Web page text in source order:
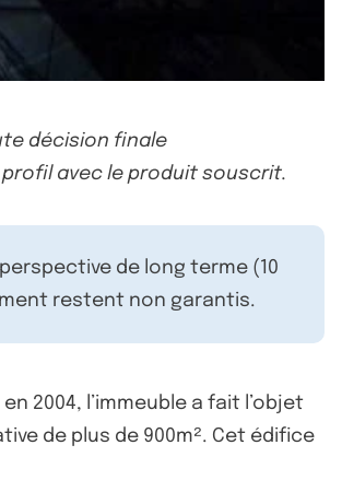
décision finale
avec le produit souscrit.
de long terme (10
restent non garantis.
2004, l’immeuble a fait l’objet
de plus de 900m². Cet édifice